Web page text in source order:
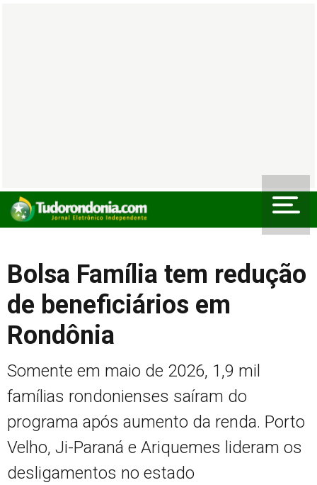
Bolsa Família tem redução
de beneficiários em
Rondônia
Somente em maio de 2026, 1,9 mil
famílias rondonienses saíram do
programa após aumento da renda. Porto
Velho, Ji-Paraná e Ariquemes lideram os
desligamentos no estado